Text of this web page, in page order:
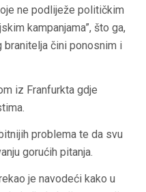
ne podliježe političkim
kampanjama”, što ga,
branitelja čini ponosnim i
iz Franfurkta gdje
problema te da svu
gorućih pitanja.
je navodeći kako u